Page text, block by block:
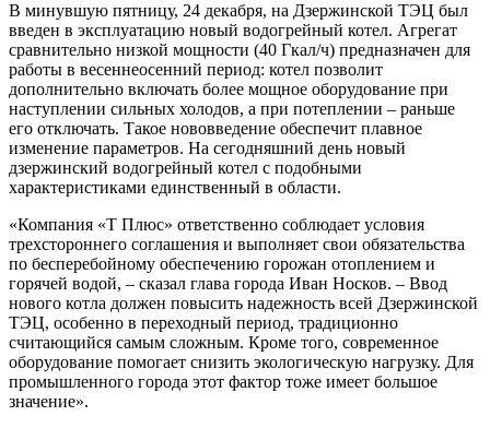
В минувшую пятницу, 24 декабря, на Дзержинской ТЭЦ был
введен в эксплуатацию новый водогрейный котел. Агрегат
сравнительно низкой мощности (40 Гкал/ч) предназначен для
работы в весенне­осенний период: котел позволит
дополнительно включать более мощное оборудование при
наступлении сильных холодов, а при потеплении – раньше
его отключать. Такое нововведение обеспечит плавное
изменение параметров. На сегодняшний день новый
дзержинский водогрейный котел с подобными
характеристиками единственный в области.
«Компания «Т Плюс» ответственно соблюдает условия
трехстороннего соглашения и выполняет свои обязательства
по бесперебойному обеспечению горожан отоплением и
горячей водой, – сказал глава города Иван Носков. – Ввод
нового котла должен повысить надежность всей Дзержинской
ТЭЦ, особенно в переходный период, традиционно
считающийся самым сложным. Кроме того, современное
оборудование помогает снизить экологическую нагрузку. Для
промышленного города этот фактор тоже имеет большое
значение».